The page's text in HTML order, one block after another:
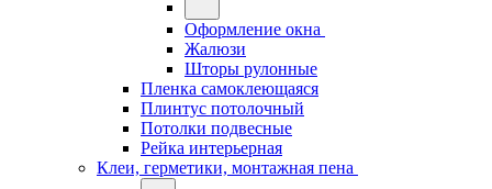
Оформление окна
Жалюзи
Шторы рулонные
Пленка самоклеющаяся
Плинтус потолочный
Потолки подвесные
Рейка интерьерная
Клеи, герметики, монтажная пена